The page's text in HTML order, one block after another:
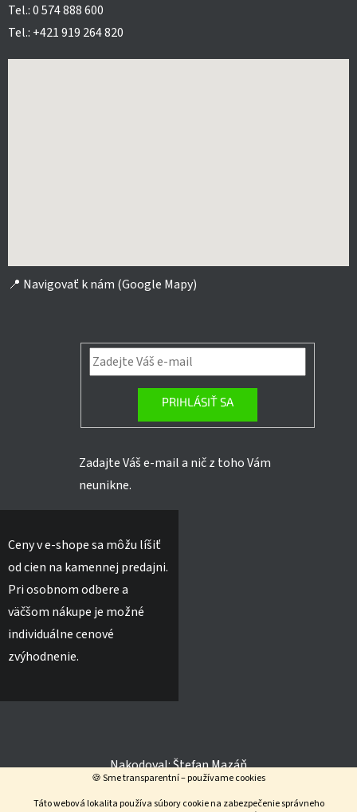
🍪 Sme transparentní – používame cookies
Táto webová lokalita používa súbory cookie na zabezpečenie správneho
Tel.: 0 574 888 600
Tel.: +421 919 264 820
📍 Navigovať k nám (Google Mapy)
PRIHLÁSIŤ SA
Zadajte Váš e-mail a nič z toho Vám
neunikne.
Ceny v e-shope sa môžu líšiť
od cien na kamennej predajni.
Pri osobnom odbere a
väčšom nákupe je možné
individuálne cenové
zvýhodnenie.
Nakodoval:Štefan Mazáň